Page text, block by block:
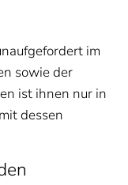
im
sowie der
ist ihnen nur in
dessen